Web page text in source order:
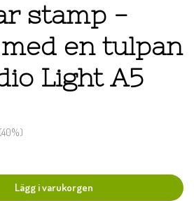
stamp -
en tulpan
Light A5
(40%)
Lägg i varukorgen